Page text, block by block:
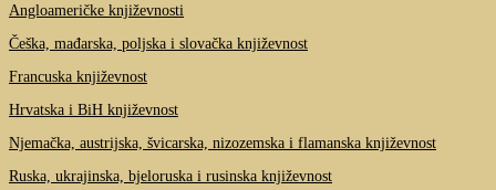
Angloameričke književnosti
Češka, mađarska, poljska i slovačka književnost
Francuska književnost
Hrvatska i BiH književnost
Njemačka, austrijska, švicarska, nizozemska i flamanska književnost
Ruska, ukrajinska, bjeloruska i rusinska književnost